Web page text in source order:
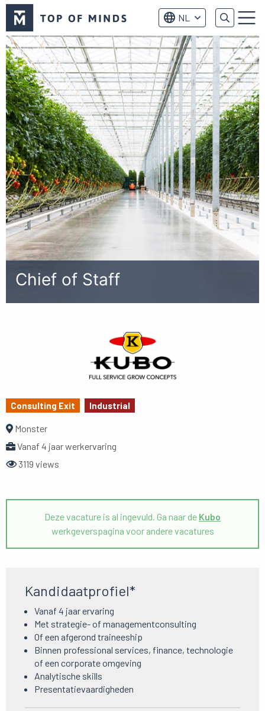
of
Minds
logo
NL Menu
Chief of Staff
Consulting Exit Industrial
Monster
Vanaf 4 jaar werkervaring
3119 views
Deze vacature is al ingevuld. Ga naar de Kubo
werkgeverspagina voor andere vacatures
Kandidaatprofiel*
Vanaf 4 jaar ervaring
Met strategie- of managementconsulting
Of een afgerond traineeship
Binnen professional services, finance, technologie
of een corporate omgeving
Analytische skills
Presentatievaardigheden